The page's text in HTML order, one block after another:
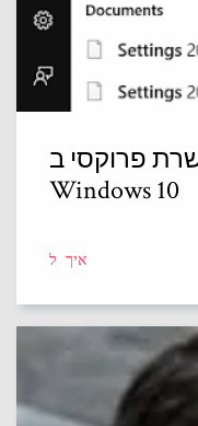
פרוקסי ב-
Windows 10
איך ל